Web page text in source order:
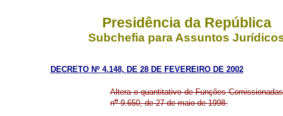
Presidência da República
Subchefia para Assuntos
DECRETO Nº 4.148, DE 28 DE FEVEREIRO DE 2002
Altera o quantitativo de Funções
no9.650, de 27 de maio de 1998.